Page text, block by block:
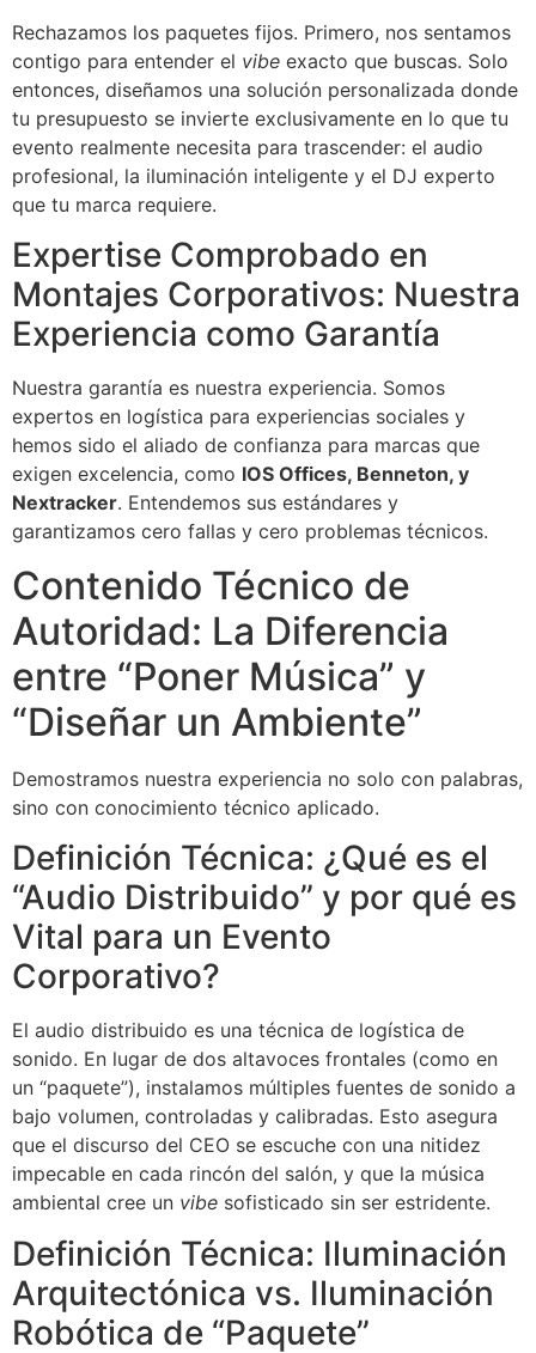
Rechazamos los paquetes fijos. Primero, nos sentamos
contigo para entender el vibe exacto que buscas. Solo
entonces, diseñamos una solución personalizada donde
tu presupuesto se invierte exclusivamente en lo que tu
evento realmente necesita para trascender: el audio
profesional, la iluminación inteligente y el DJ experto
que tu marca requiere.
Expertise Comprobado en
Montajes Corporativos: Nuestra
Experiencia como Garantía
Nuestra garantía es nuestra experiencia. Somos
expertos en logística para experiencias sociales y
hemos sido el aliado de confianza para marcas que
exigen excelencia, como IOS Offices, Benneton, y
Nextracker. Entendemos sus estándares y
garantizamos cero fallas y cero problemas técnicos.
Contenido Técnico de
Autoridad: La Diferencia
entre “Poner Música” y
“Diseñar un Ambiente”
Demostramos nuestra experiencia no solo con palabras,
sino con conocimiento técnico aplicado.
Definición Técnica: ¿Qué es el
“Audio Distribuido” y por qué es
Vital para un Evento
Corporativo?
El audio distribuido es una técnica de logística de
sonido. En lugar de dos altavoces frontales (como en
un “paquete”), instalamos múltiples fuentes de sonido a
bajo volumen, controladas y calibradas. Esto asegura
que el discurso del CEO se escuche con una nitidez
impecable en cada rincón del salón, y que la música
ambiental cree un vibe sofisticado sin ser estridente.
Definición Técnica: Iluminación
Arquitectónica vs. Iluminación
Robótica de “Paquete”